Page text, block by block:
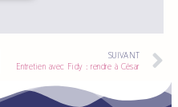
SUIVANT
Entretien avec Fidy : rendre à César